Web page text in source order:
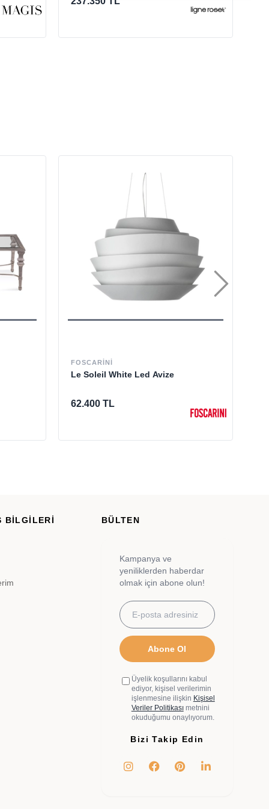
FOSCARINI
Le Soleil White Led Avize
62.400 TL
BİLGİLERİ BÜLTEN
Kampanya ve
yeniliklerden haberdar
olmak için abone olun!
Abone Ol
Üyelik koşullarını kabul
ediyor, kişisel verilerimin
işlenmesine ilişkin Kişisel
Veriler Politikasımetnini
okuduğumu onaylıyorum.
Bizi Takip Edin